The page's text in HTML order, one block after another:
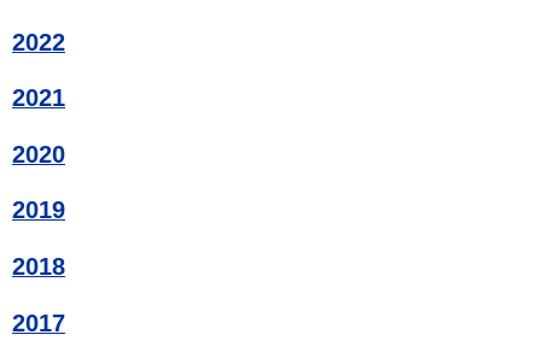
2022
2021
2020
2019
2018
2017